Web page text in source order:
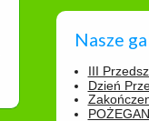
Nasze
III
Dzień